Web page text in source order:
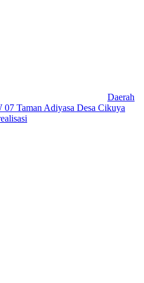
Daerah
07 Taman Adiyasa Desa Cikuya